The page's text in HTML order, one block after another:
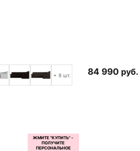
+ 8 шт. 84 990 руб.